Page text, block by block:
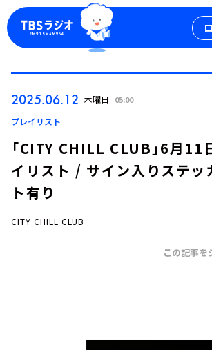
2025.06.12 木曜日 05:00
プレイリスト
「CITY CHILL CLUB」6月11
イリスト / サイン入りステッ
ト有り
CITY CHILL CLUB
この記事を